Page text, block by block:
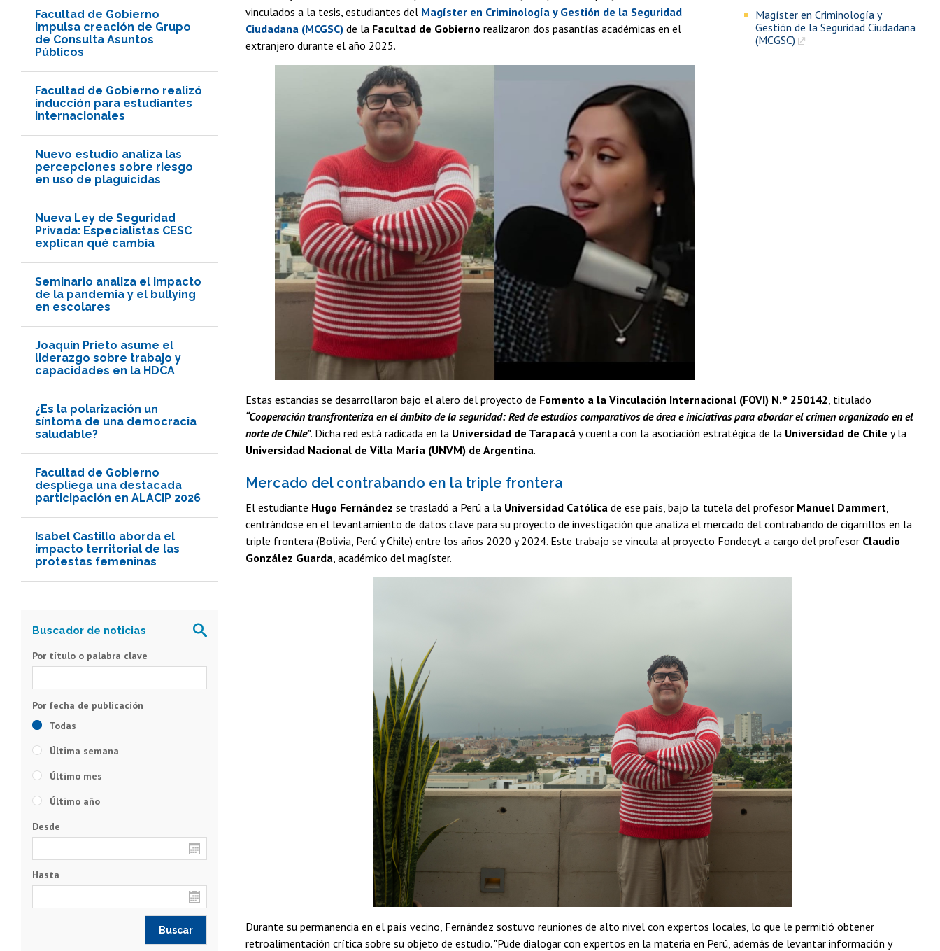
Facultad de Gobierno
impulsa creación de Grupo
de Consulta Asuntos
Públicos
Facultad de Gobierno realizó
inducción para estudiantes
internacionales
Nuevo estudio analiza las
percepciones sobre riesgo
en uso de plaguicidas
Nueva Ley de Seguridad
Privada: Especialistas CESC
explican qué cambia
Seminario analiza el impacto
de la pandemia y el bullying
en escolares
Joaquín Prieto asume el
liderazgo sobre trabajo y
capacidades en la HDCA
¿Es la polarización un
síntoma de una democracia
saludable?
Facultad de Gobierno
despliega una destacada
participación en ALACIP 2026
Isabel Castillo aborda el
impacto territorial de las
protestas femeninas
Magíster en Criminología y
Gestión de la Seguridad Ciudadana
(MCGSC)
vinculados a la tesis, estudiantes del Magíster en Criminología y Gestión de la Seguridad
Ciudadana (MCGSC) de la Facultad de Gobierno realizaron dos pasantías académicas en el
extranjero durante el año 2025.
Estas estancias se desarrollaron bajo el alero del proyecto de Fomento a la Vinculación Internacional (FOVI) N.° 250142 , titulado
“Cooperación transfronteriza en el ámbito de la seguridad: Red de estudios comparativos de área e iniciativas para abordar el crimen organizado en el
norte de Chile”. Dicha red está radicada en la Universidad de Tarapacá y cuenta con la asociación estratégica de la Universidad de Chile y la
Universidad Nacional de Villa María (UNVM) de Argentina.
Mercado del contrabando en la triple frontera
El estudiante Hugo Fernández se trasladó a Perú a la Universidad Católica de ese país, bajo la tutela del profesor Manuel Dammert,
centrándose en el levantamiento de datos clave para su proyecto de investigación que analiza el mercado del contrabando de cigarrillos en la
triple frontera (Bolivia, Perú y Chile) entre los años 2020 y 2024. Este trabajo se vincula al proyecto Fondecyt a cargo del profesor Claudio
González Guarda, académico del magíster.
Durante su permanencia en el país vecino, Fernández sostuvo reuniones de alto nivel con expertos locales, lo que le permitió obtener
retroalimentación crítica sobre su objeto de estudio. "Pude dialogar con expertos en la materia en Perú, además de levantar información y
Por título o palabra clave
Todas
Última semana
Último mes
Último año
Desde
Hasta